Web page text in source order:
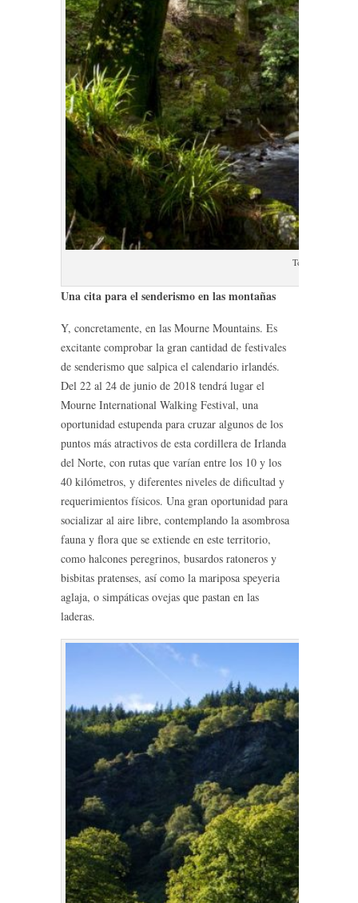
Tollymore
Una cita para el senderismo en las montañas
Y, concretamente, en las Mourne Mountains. Es
excitante comprobar la gran cantidad de festivales
de senderismo que salpica el calendario irlandés.
Del 22 al 24 de junio de 2018 tendrá lugar el
Mourne International Walking Festival, una
oportunidad estupenda para cruzar algunos de los
puntos más atractivos de esta cordillera de Irlanda
del Norte, con rutas que varían entre los 10 y los
40 kilómetros, y diferentes niveles de dificultad y
requerimientos físicos. Una gran oportunidad para
socializar al aire libre, contemplando la asombrosa
fauna y flora que se extiende en este territorio,
como halcones peregrinos, busardos ratoneros y
bisbitas pratenses, así como la mariposa speyeria
aglaja, o simpáticas ovejas que pastan en las
laderas.